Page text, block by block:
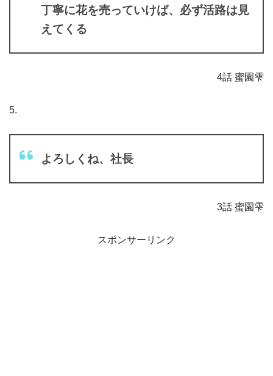
丁寧に花を売っていけば、必ず活路は見
えてくる
4話 蜜園雫
5.
よろしくね、社長
3話 蜜園雫
スポンサーリンク